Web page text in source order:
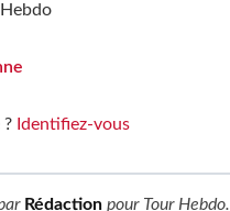
? Identifiez-vous
Rédaction pour Tour Hebdo.